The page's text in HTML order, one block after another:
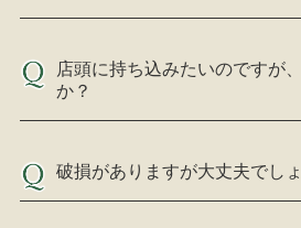
店頭に持ち込みたいのですが
か？
破損がありますが大丈夫でし